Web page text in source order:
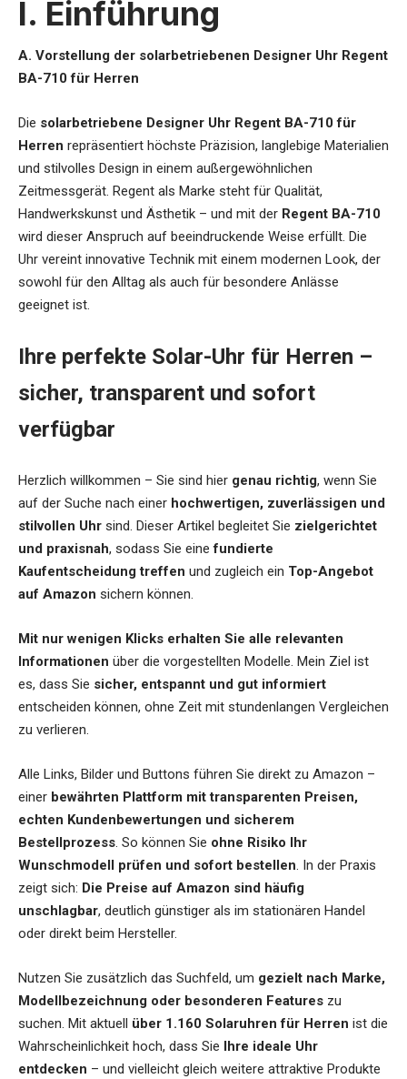
I. Einführung
A. Vorstellung der solarbetriebenen Designer Uhr Regent
BA-710 für Herren
Die solarbetriebene Designer Uhr Regent BA-710 für
Herren repräsentiert höchste Präzision, langlebige Materialien
und stilvolles Design in einem außergewöhnlichen
Zeitmessgerät. Regent als Marke steht für Qualität,
Handwerkskunst und Ästhetik – und mit der Regent BA-710
wird dieser Anspruch auf beeindruckende Weise erfüllt. Die
Uhr vereint innovative Technik mit einem modernen Look, der
sowohl für den Alltag als auch für besondere Anlässe
geeignet ist.
Ihre perfekte Solar-Uhr für Herren –
sicher, transparent und sofort
verfügbar
Herzlich willkommen – Sie sind hier genau richtig, wenn Sie
auf der Suche nach einer hochwertigen, zuverlässigen und
stilvollen Uhr sind. Dieser Artikel begleitet Sie zielgerichtet
und praxisnah, sodass Sie einefundierte
Kaufentscheidung treffen und zugleich ein Top-Angebot
auf Amazon sichern können.
Mit nur wenigen Klicks erhalten Sie alle relevanten
Informationen über die vorgestellten Modelle. Mein Ziel ist
es, dass Sie sicher, entspannt und gut informiert
entscheiden können, ohne Zeit mit stundenlangen Vergleichen
zu verlieren.
Alle Links, Bilder und Buttons führen Sie direkt zu Amazon –
einer bewährten Plattform mit transparenten Preisen,
echten Kundenbewertungen und sicherem
Bestellprozess. So können Sie ohne Risiko Ihr
Wunschmodell prüfen und sofort bestellen. In der Praxis
zeigt sich: Die Preise auf Amazon sind häufig
unschlagbar, deutlich günstiger als im stationären Handel
oder direkt beim Hersteller.
Nutzen Sie zusätzlich das Suchfeld, um gezielt nach Marke,
Modellbezeichnung oder besonderen Features zu
suchen. Mit aktuell über 1.160 Solaruhren für Herren ist die
Wahrscheinlichkeit hoch, dass Sie Ihre ideale Uhr
entdecken – und vielleicht gleich weitere attraktive Produkte